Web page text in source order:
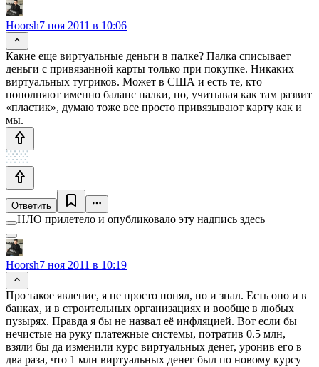
Hoorsh7 ноя 2011 в 10:06
Какие еще виртуальные деньги в палке? Палка списывает
деньги с привязанной карты только при покупке. Никаких
виртуальных тугриков. Может в США и есть те, кто
пополняют именно баланс палки, но, учитывая как там развит
«пластик», думаю тоже все просто привязывают карту как и
мы.
Ответить
НЛО прилетело и опубликовало эту надпись здесь
Hoorsh7 ноя 2011 в 10:19
Про такое явление, я не просто понял, но и знал. Есть оно и в
банках, и в строительных организациях и вообще в любых
пузырях. Правда я бы не назвал её инфляцией. Вот если бы
нечистые на руку платежные системы, потратив 0.5 млн,
взяли бы да изменили курс виртуальных денег, уронив его в
два раза, что 1 млн виртуальных денег был по новому курсу